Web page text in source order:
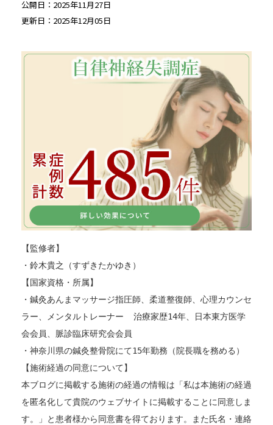
公開日：2025年11月27日
更新日：2025年12月05日
【監修者】
・鈴木貴之（すずきたかゆき）
【国家資格・所属】
・鍼灸あんまマッサージ指圧師、柔道整復師、心理カウンセ
ラー、メンタルトレーナー  治療家歴14年、日本東方医学
会会員、脈診臨床研究会会員
・神奈川県の鍼灸整骨院にて15年勤務（院長職を務める）
【施術経過の同意について】
本ブログに掲載する施術の経過の情報は「私は本施術の経過
を匿名化して貴院のウェブサイトに掲載することに同意しま
す。」と患者様から同意書を得ております。また氏名・連絡